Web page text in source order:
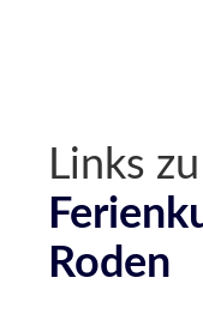
Links
Roden